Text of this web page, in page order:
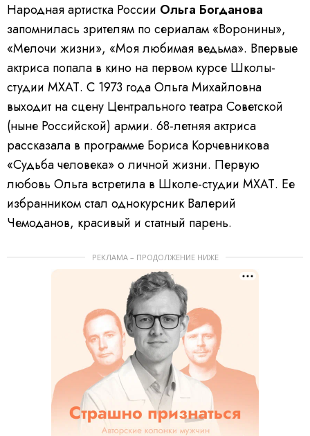
Народная артистка России Ольга Богданова
запомнилась зрителям по сериалам «Воронины»,
«Мелочи жизни», «Моя любимая ведьма». Впервые
актриса попала в кино на первом курсе Школы-
студии МХАТ. С 1973 года Ольга Михайловна
выходит на сцену Центрального театра Советской
(ныне Российской) армии. 68-летняя актриса
рассказала в программе Бориса Корчевникова
«Судьба человека» о личной жизни. Первую
любовь Ольга встретила в Школе-студии МХАТ. Ее
избранником стал однокурсник Валерий
Чемоданов, красивый и статный парень.
РЕКЛАМА – ПРОДОЛЖЕНИЕ НИЖЕ